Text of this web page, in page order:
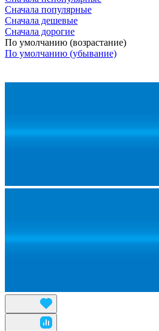
Сначала популярные
Сначала дешевые
Сначала дорогие
По умолчанию (возрастание)
По умолчанию (убывание)